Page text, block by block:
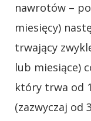
nawrotów –
miesięcy)
trwający
lub miesiące)
który trwa od
(zazwyczaj od